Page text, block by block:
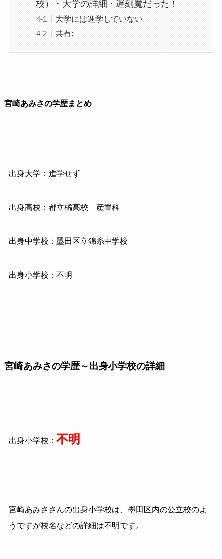
校）・大学の詳細・遅刻魔だった！
大学には進学していない
共有:
宮崎あみさの学歴まとめ
出身大学：進学せず
出身高校：都立橘高校 産業科
出身中学校：墨田区立錦糸中学校
出身小学校：不明
宮崎あみさの学歴～出身小学校の詳細
出身小学校： 不明
宮崎あみささんの出身小学校は、墨田区内の公立校のよ
うですが校名などの詳細は不明です。